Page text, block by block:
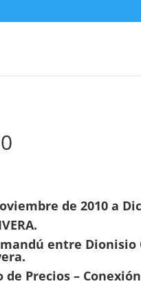
de 2010 a
entre
de Precios –